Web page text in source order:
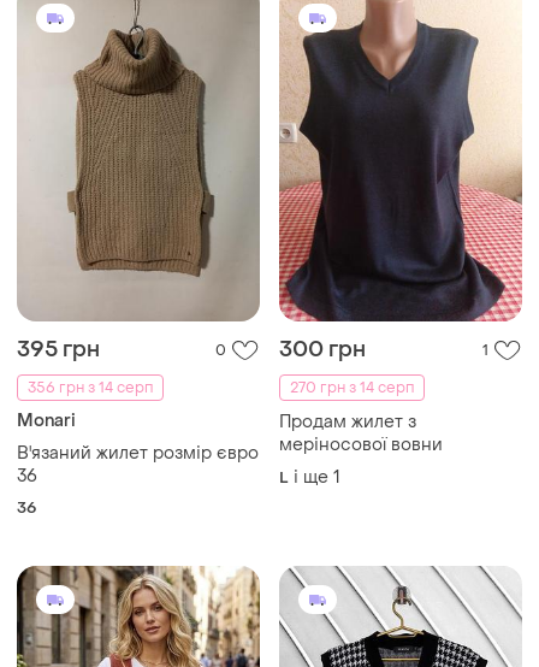
395 грн
0
356 грн з 14 серп
Monari
В'язаний жилет розмір євро
36
36
300 грн
1
270 грн з 14 серп
Продам жилет з
меріносової вовни
L і ще 1